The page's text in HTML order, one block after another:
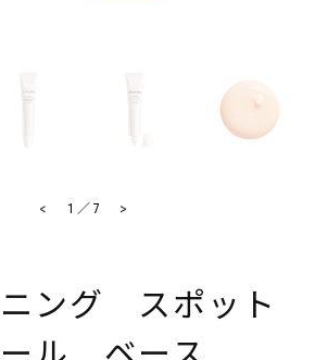
< >
1 ／ 7
ング スポット